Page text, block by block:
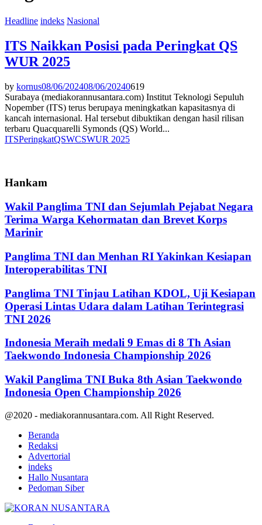
Headline indeks Nasional
ITS Naikkan Posisi pada Peringkat QS
WUR 2025
by kornus08/06/202408/06/20240619
Surabaya (mediakorannusantara.com) Institut Teknologi Sepuluh
Nopember (ITS) terus berupaya meningkatkan kapasitasnya di
kancah internasional. Hal tersebut dibuktikan dengan hasil rilisan
terbaru Quacquarelli Symonds (QS) World...
ITSPeringkatQSWCSWUR 2025
Hankam
Wakil Panglima TNI dan Sejumlah Pejabat Negara
Terima Warga Kehormatan dan Brevet Korps
Marinir
Panglima TNI dan Menhan RI Yakinkan Kesiapan
Interoperabilitas TNI
Panglima TNI Tinjau Latihan KDOL, Uji Kesiapan
Operasi Lintas Udara dalam Latihan Terintegrasi
TNI 2026
Indonesia Meraih medali 9 Emas di 8 Th Asian
Taekwondo Indonesia Championship 2026
Wakil Panglima TNI Buka 8th Asian Taekwondo
Indonesia Open Championship 2026
@2020 - mediakorannusantara.com. All Right Reserved.
Beranda
Redaksi
Advertorial
indeks
Hallo Nusantara
Pedoman Siber